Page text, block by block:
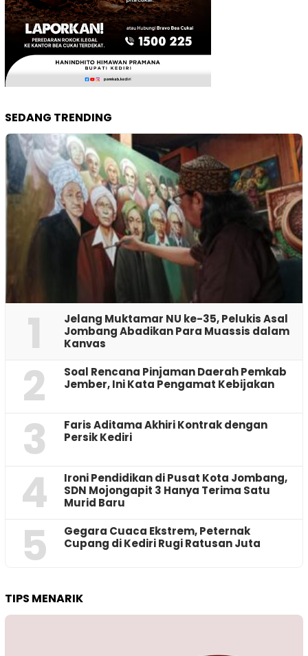
SEDANG TRENDING
1
Jelang Muktamar NU ke-35, Pelukis Asal
Jombang Abadikan Para Muassis dalam
Kanvas
2
‎Soal Rencana Pinjaman Daerah Pemkab
Jember, Ini Kata Pengamat Kebijakan ‎
3
Faris Aditama Akhiri Kontrak dengan
Persik Kediri
4
Ironi Pendidikan di Pusat Kota Jombang,
SDN Mojongapit 3 Hanya Terima Satu
Murid Baru
5
‎Gegara Cuaca Ekstrem, Peternak
Cupang di Kediri Rugi Ratusan Juta
TIPS MENARIK